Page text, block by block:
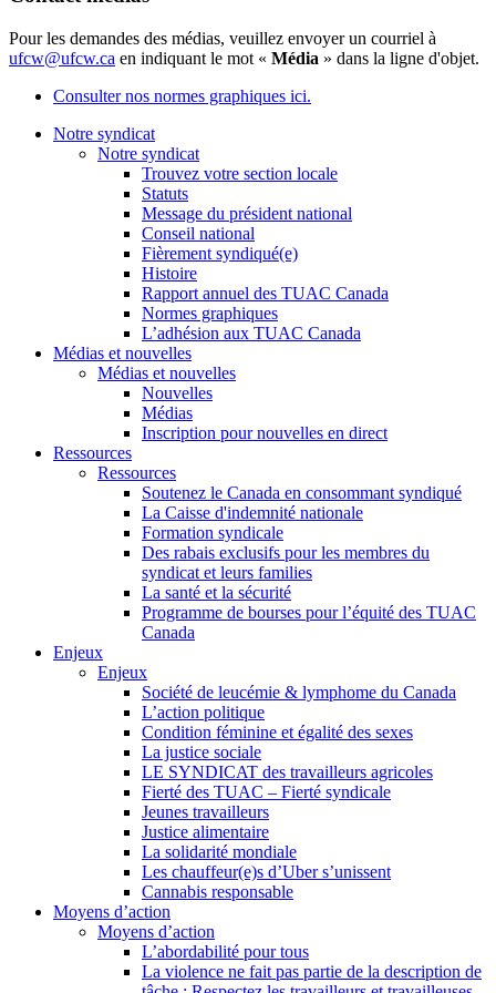
Pour les demandes des médias, veuillez envoyer un courriel à
ufcw@ufcw.ca en indiquant le mot « Média » dans la ligne d'objet.
Consulter nos normes graphiques ici.
Notre syndicat
Notre syndicat
Trouvez votre section locale
Statuts
Message du président national
Conseil national
Fièrement syndiqué(e)
Histoire
Rapport annuel des TUAC Canada
Normes graphiques
L’adhésion aux TUAC Canada
Médias et nouvelles
Médias et nouvelles
Nouvelles
Médias
Inscription pour nouvelles en direct
Ressources
Ressources
Soutenez le Canada en consommant syndiqué
La Caisse d'indemnité nationale
Formation syndicale
Des rabais exclusifs pour les membres du
syndicat et leurs families
La santé et la sécurité
Programme de bourses pour l’équité des TUAC
Canada
Enjeux
Enjeux
Société de leucémie & lymphome du Canada
L’action politique
Condition féminine et égalité des sexes
La justice sociale
LE SYNDICAT des travailleurs agricoles
Fierté des TUAC – Fierté syndicale
Jeunes travailleurs
Justice alimentaire
La solidarité mondiale
Les chauffeur(e)s d’Uber s’unissent
Cannabis responsable
Moyens d’action
Moyens d’action
L’abordabilité pour tous
La violence ne fait pas partie de la description de